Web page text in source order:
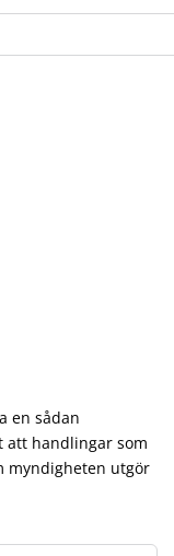
en sådan
att handlingar som
myndigheten utgör